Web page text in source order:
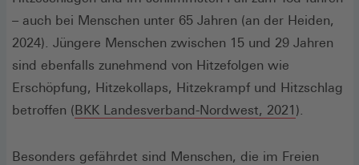
– auch bei Menschen unter 65 Jahren (an der Heiden,
2024). Jüngere Menschen zwischen 15 und 29 Jahren
sind ebenfalls zunehmend von Hitzefolgen wie
Erschöpfung, Hitzekollaps, Hitzekrampf und Hitzschlag
betroffen (BKK Landesverband-Nordwest, 2021 (Öffnet
einem
).
Besonders gefährdet sind Menschen, die im Freien